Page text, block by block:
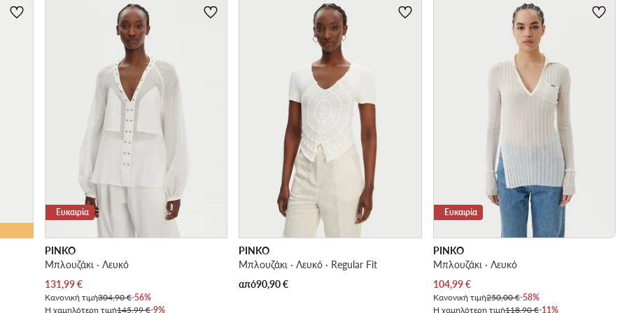
Ευκαιρία
PINKO
Μπλουζάκι · Λευκό
Τρέχουσα τιμή
131,99€
Κανονική τιμή304,90 €-56%
Η χαμηλότερη τιμή145,99 €-9%
PINKO
Μπλουζάκι · Λευκό · Regular Fit
από90,90€
Ευκαιρία
PINKO
Μπλουζάκι · Λευκό
Τρέχουσα τιμή
104,99€
Κανονική τιμή250,00 €-58%
Η χαμηλότερη τιμή118,90 €-11%